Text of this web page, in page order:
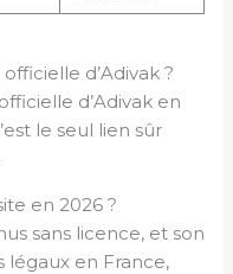
d’Adivak ?
d’Adivak en
le seul lien sûr
en 2026 ?
sans licence, et son
légaux en France,